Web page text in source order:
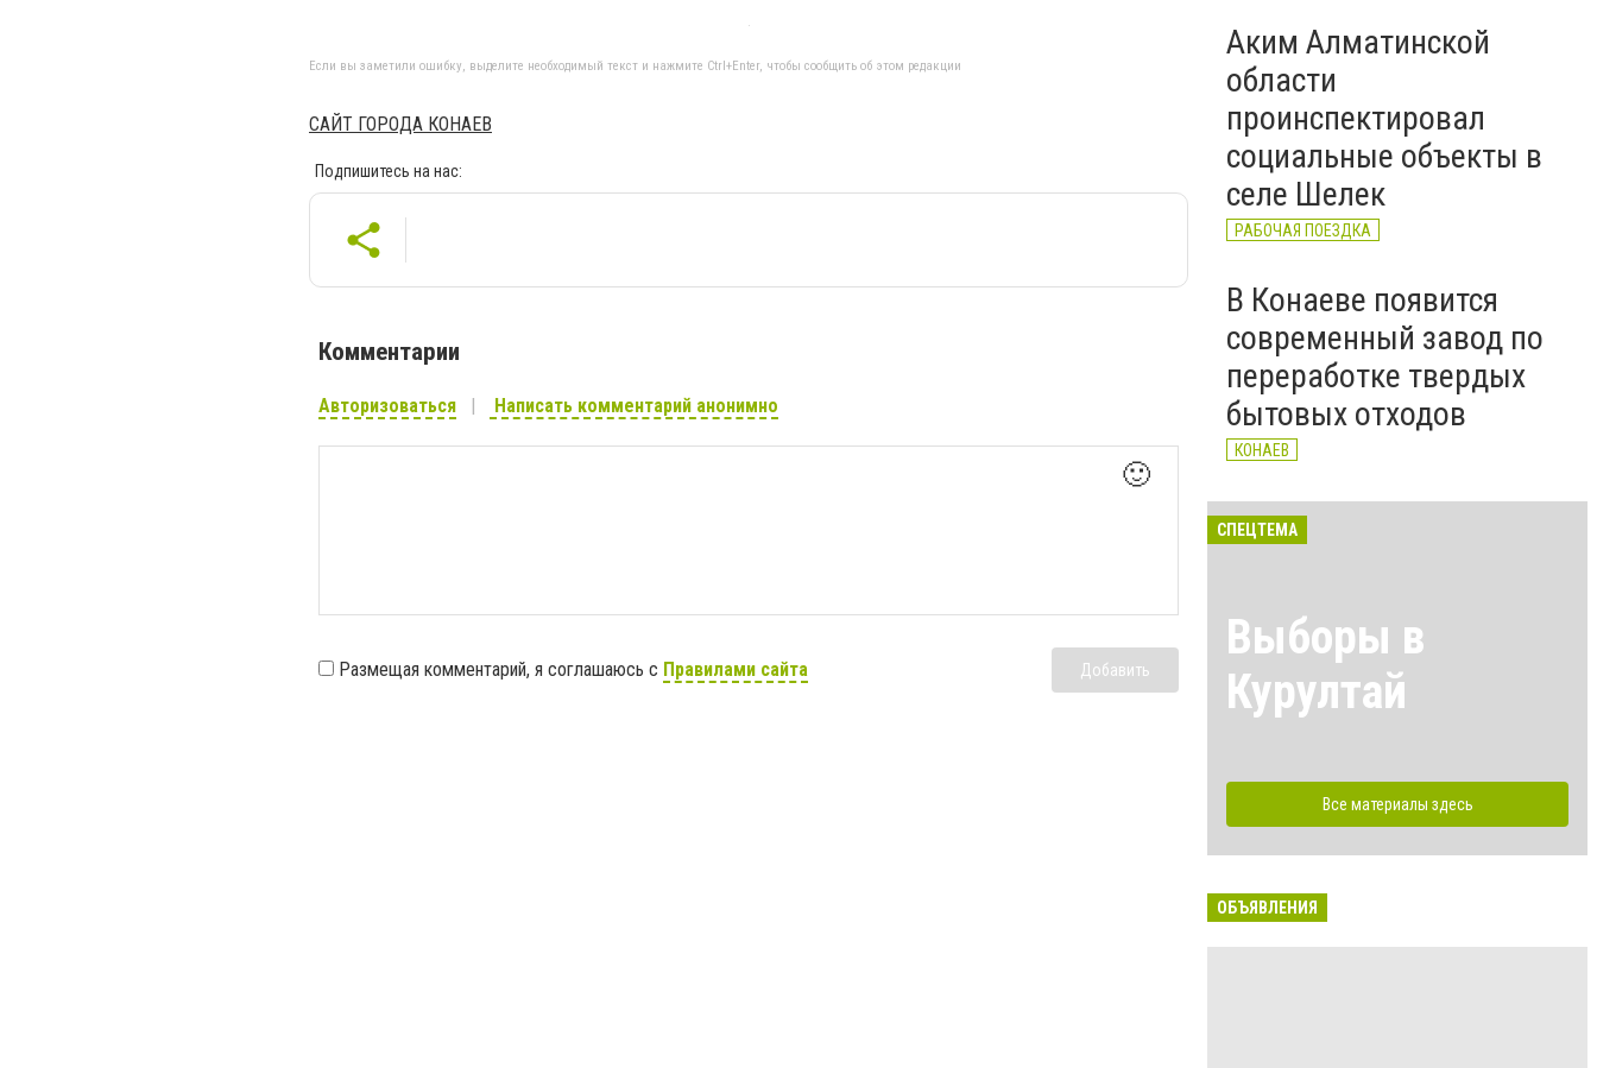
Если вы заметили ошибку, выделите необходимый текст и нажмите Ctrl+Enter, чтобы сообщить об этом редакции
САЙТ ГОРОДА КОНАЕВ
Подпишитесь на нас:
Комментарии
Авторизоваться Написать комментарий анонимно
🙂
Размещая комментарий, я соглашаюсь с Правилами сайта Добавить
Аким Алматинской
области
проинспектировал
социальные объекты в
селе Шелек
РАБОЧАЯ ПОЕЗДКА
В Конаеве появится
современный завод по
переработке твердых
бытовых отходов
КОНАЕВ
СПЕЦТЕМА
Выборы в
Курултай
Все материалы здесь
ОБЪЯВЛЕНИЯ